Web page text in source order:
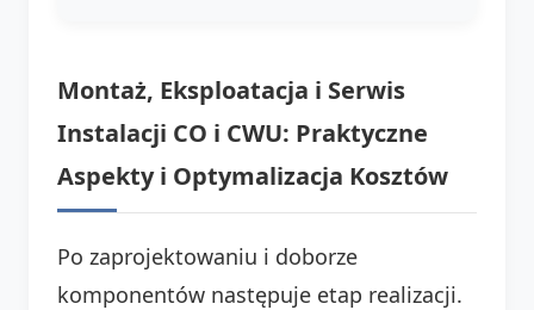
Montaż, Eksploatacja i Serwis
Instalacji CO i CWU: Praktyczne
Aspekty i Optymalizacja Kosztów
Po zaprojektowaniu i doborze
komponentów następuje etap realizacji.